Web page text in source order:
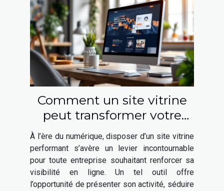
Comment un site vitrine
peut transformer votre
présence en ligne ?
À l’ère du numérique, disposer d’un site vitrine
performant s’avère un levier incontournable
pour toute entreprise souhaitant renforcer sa
visibilité en ligne. Un tel outil offre
l’opportunité de présenter son activité, séduire